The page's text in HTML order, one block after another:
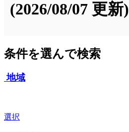
(2026/08/07 更新)
条件を選んで検索
地域
選択